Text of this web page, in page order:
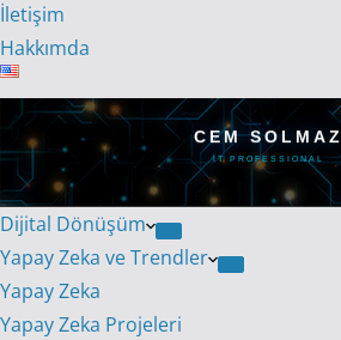
İletişim
Hakkımda
CEM SOLMAZ
IT PROFESSIONAL
Dijital Dönüşüm
Yapay Zeka ve Trendler
Yapay Zeka
Yapay Zeka Projeleri